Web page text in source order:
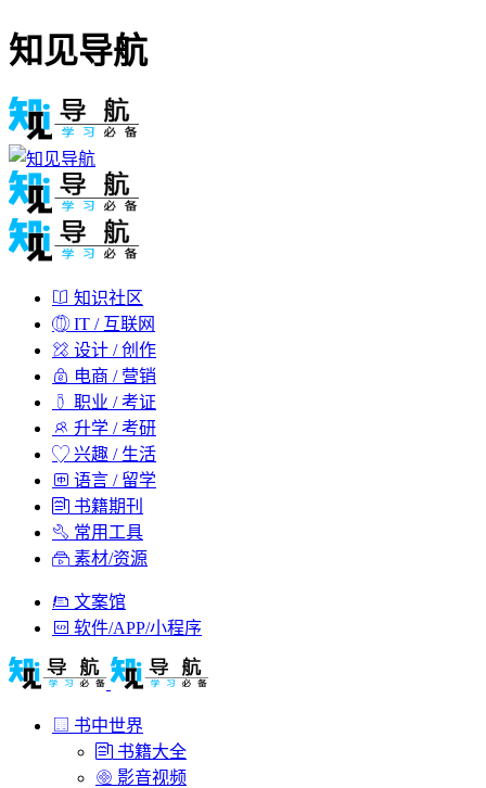
知见导航
知识社区
IT / 互联网
设计 / 创作
电商 / 营销
职业 / 考证
升学 / 考研
兴趣 / 生活
语言 / 留学
书籍期刊
常用工具
素材/资源
文案馆
软件/APP/小程序
书中世界
书籍大全
影音视频